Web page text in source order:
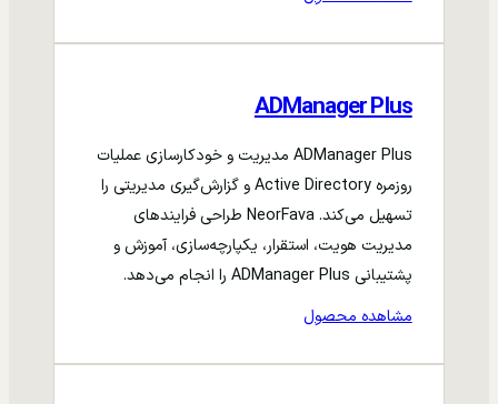
ADManager Plus
ADManager Plus مدیریت و خودکارسازی عملیات
روزمره Active Directory و گزارش‌گیری مدیریتی را
تسهیل می‌کند. NeorFava طراحی فرایندهای
مدیریت هویت، استقرار، یکپارچه‌سازی، آموزش و
پشتیبانی ADManager Plus را انجام می‌دهد.
مشاهده محصول